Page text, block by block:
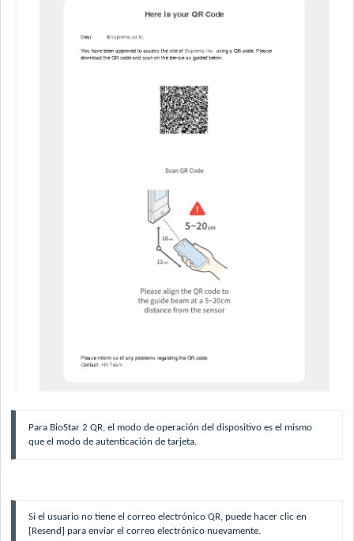
Para BioStar 2 QR, el modo de operación del dispositivo es el mismo
que el modo de autenticación de tarjeta.
Si el usuario no tiene el correo electrónico QR, puede hacer clic en
[Resend] para enviar el correo electrónico nuevamente.